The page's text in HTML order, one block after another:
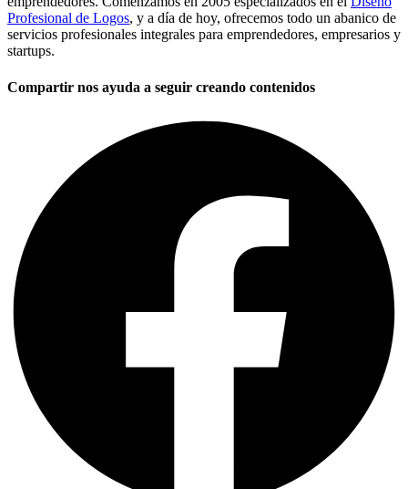
Profesional de Logos, y a día de hoy, ofrecemos todo un abanico de
servicios profesionales integrales para emprendedores, empresarios y
startups.
Compartir nos ayuda a seguir creando contenidos